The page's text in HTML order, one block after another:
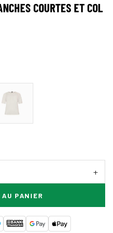
COURTES ET COL
PANIER